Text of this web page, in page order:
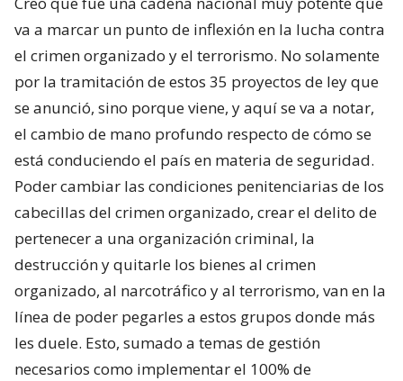
va a marcar un punto de inflexión en la lucha contra
el crimen organizado y el terrorismo. No solamente
por la tramitación de estos 35 proyectos de ley que
se anunció, sino porque viene, y aquí se va a notar,
el cambio de mano profundo respecto de cómo se
está conduciendo el país en materia de seguridad.
Poder cambiar las condiciones penitenciarias de los
cabecillas del crimen organizado, crear el delito de
pertenecer a una organización criminal, la
destrucción y quitarle los bienes al crimen
organizado, al narcotráfico y al terrorismo, van en la
línea de poder pegarles a estos grupos donde más
les duele. Esto, sumado a temas de gestión
necesarios como implementar el 100% de